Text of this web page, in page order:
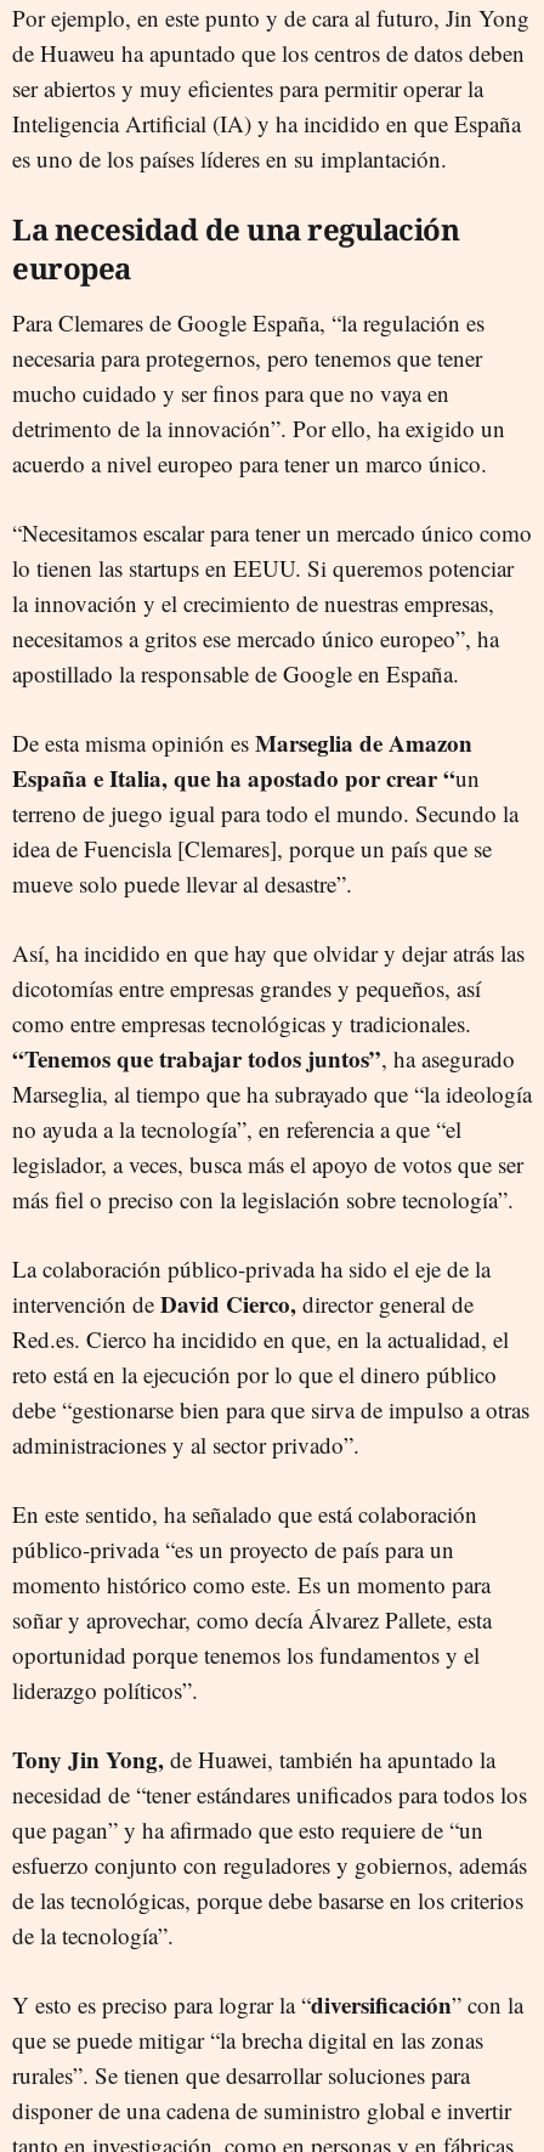
Por ejemplo, en este punto y de cara al futuro, Jin Yong
de Huaweu ha apuntado que los centros de datos deben
ser abiertos y muy eficientes para permitir operar la
Inteligencia Artificial (IA) y ha incidido en que España
es uno de los países líderes en su implantación.
La necesidad de una regulación
europea
Para Clemares de Google España, “la regulación es
necesaria para protegernos, pero tenemos que tener
mucho cuidado y ser finos para que no vaya en
detrimento de la innovación”. Por ello, ha exigido un
acuerdo a nivel europeo para tener un marco único.
“Necesitamos escalar para tener un mercado único como
lo tienen las startups en EEUU. Si queremos potenciar
la innovación y el crecimiento de nuestras empresas,
necesitamos a gritos ese mercado único europeo”, ha
apostillado la responsable de Google en España.
De esta misma opinión es Marseglia de Amazon
España e Italia, que ha apostado por crear “un
terreno de juego igual para todo el mundo. Secundo la
idea de Fuencisla [Clemares], porque un país que se
mueve solo puede llevar al desastre”.
Así, ha incidido en que hay que olvidar y dejar atrás las
dicotomías entre empresas grandes y pequeños, así
como entre empresas tecnológicas y tradicionales.
“Tenemos que trabajar todos juntos”, ha asegurado
Marseglia, al tiempo que ha subrayado que “la ideología
no ayuda a la tecnología”, en referencia a que “el
legislador, a veces, busca más el apoyo de votos que ser
más fiel o preciso con la legislación sobre tecnología”.
La colaboración público-privada ha sido el eje de la
intervención de David Cierco, director general de
Red.es. Cierco ha incidido en que, en la actualidad, el
reto está en la ejecución por lo que el dinero público
debe “gestionarse bien para que sirva de impulso a otras
administraciones y al sector privado”.
En este sentido, ha señalado que está colaboración
público-privada “es un proyecto de país para un
momento histórico como este. Es un momento para
soñar y aprovechar, como decía Álvarez Pallete, esta
oportunidad porque tenemos los fundamentos y el
liderazgo políticos”.
Tony Jin Yong, de Huawei, también ha apuntado la
necesidad de “tener estándares unificados para todos los
que pagan” y ha afirmado que esto requiere de “un
esfuerzo conjunto con reguladores y gobiernos, además
de las tecnológicas, porque debe basarse en los criterios
de la tecnología”.
Y esto es preciso para lograr la “diversificación” con la
que se puede mitigar “la brecha digital en las zonas
rurales”. Se tienen que desarrollar soluciones para
disponer de una cadena de suministro global e invertir
tanto en investigación, como en personas y en fábricas,